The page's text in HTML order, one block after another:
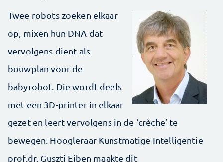
Twee robots zoeken elkaar
op, mixen hun DNA dat
vervolgens dient als
bouwplan voor de
babyrobot. Die wordt deels
met een 3D-printer in elkaar
gezet en leert vervolgens in de ‘crèche’ te
bewegen. Hoogleraar Kunstmatige Intelligentie
prof.dr. Guszti Eiben maakte dit